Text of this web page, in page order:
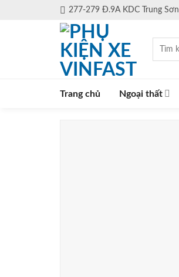
277-279 Đ.9A KDC Trung Sơn
kiếm:
Trang chủ Ngoại thất